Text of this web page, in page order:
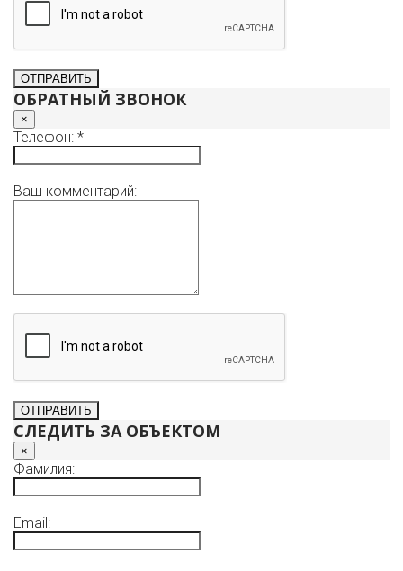
ОБРАТНЫЙ ЗВОНОК
×
Телефон: *
Ваш комментарий:
СЛЕДИТЬ ЗА ОБЪЕКТОМ
×
Фамилия:
Email: